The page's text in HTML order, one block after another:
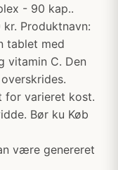
- 90 kap..
Produktnavn:
tablet med
vitamin C. Den
for varieret kost.
Bør ku Køb
være genereret